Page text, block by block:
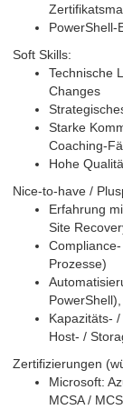
Soft Skills:
Technische
Changes
Starke
Hohe
Nice‑to‑have /
Erfahrung
Site
Prozesse)
Kapazitäts‑
Host‑ /
Zertifizierungen
Microsoft:
MCSA /